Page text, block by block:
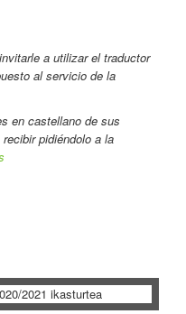
a utilizar el traductor
al servicio de la
en castellano de sus
pidiéndolo a la